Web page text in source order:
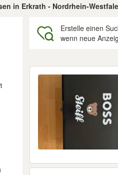
in Erkrath - Nordrhein-
Erstelle einen
wenn neue